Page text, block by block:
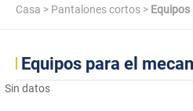
Casa > Pantalones cortos > Equipos
Equipos para el
Sin datos